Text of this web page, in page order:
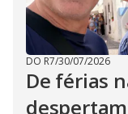
DO R7/30/07/2026
De férias